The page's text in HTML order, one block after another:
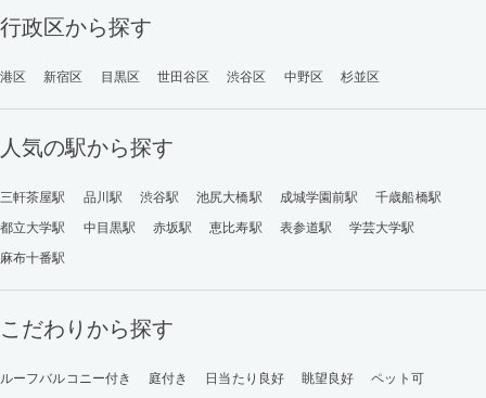
行政区から探す
港区 新宿区 目黒区 世田谷区 渋谷区 中野区 杉並区
人気の駅から探す
三軒茶屋駅 品川駅 渋谷駅 池尻大橋駅 成城学園前駅
千歳船橋駅
都立大学駅
中目黒駅 赤坂駅 恵比寿駅 表参道駅
学芸大学駅
麻布十番駅
こだわりから探す
ルーフバルコニー付き 庭付き 日当たり良好 眺望良好
ペット可